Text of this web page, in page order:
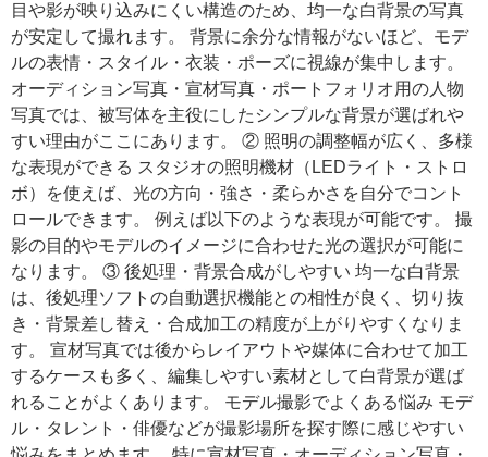
目や影が映り込みにくい構造のため、均一な白背景の写真
が安定して撮れます。 背景に余分な情報がないほど、モデ
ルの表情・スタイル・衣装・ポーズに視線が集中します。
オーディション写真・宣材写真・ポートフォリオ用の人物
写真では、被写体を主役にしたシンプルな背景が選ばれや
すい理由がここにあります。 ② 照明の調整幅が広く、多様
な表現ができる スタジオの照明機材（LEDライト・ストロ
ボ）を使えば、光の方向・強さ・柔らかさを自分でコント
ロールできます。 例えば以下のような表現が可能です。 撮
影の目的やモデルのイメージに合わせた光の選択が可能に
なります。 ③ 後処理・背景合成がしやすい 均一な白背景
は、後処理ソフトの自動選択機能との相性が良く、切り抜
き・背景差し替え・合成加工の精度が上がりやすくなりま
す。 宣材写真では後からレイアウトや媒体に合わせて加工
するケースも多く、編集しやすい素材として白背景が選ば
れることがよくあります。 モデル撮影でよくある悩み モデ
ル・タレント・俳優などが撮影場所を探す際に感じやすい